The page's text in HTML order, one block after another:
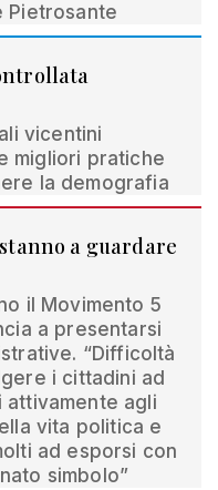
Pietrosante
vicentini
migliori pratiche
la demografia
a guardare
il Movimento 5
a presentarsi
“Difficoltà
i cittadini ad
attivamente agli
vita politica e
ad esporsi con
simbolo”